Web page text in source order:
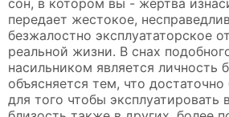
передает жестокое,
безжалостно эксплуататорское
реальной жизни. В снах
насильником является личность
объясняется тем, что
для того чтобы эксплуатировать